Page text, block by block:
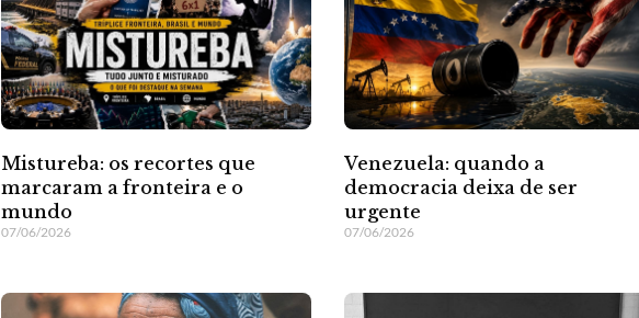
Mistureba: os recortes que
marcaram a fronteira e o
mundo
07/06/2026
Venezuela: quando a
democracia deixa de ser
urgente
07/06/2026